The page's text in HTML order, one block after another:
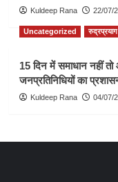
Kuldeep Rana 22/07/
Uncategorized रुद्रप्रयाग
15 दिन में समाधान नहीं
जनप्रतिनिधियों का
Kuldeep Rana 04/07/